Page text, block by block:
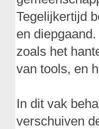
Tegelijkertijd
en
zoals het
van tools, en
In dit vak
verschuiven